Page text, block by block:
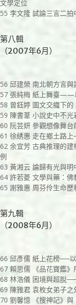
文學定位
55 李文隆 試論三言二
第八輯
（2007年6月）
56 邱建榮 南北朝方言
57 張純梅 紙上舞臺——
58 曾鈺婷 圖文交織下
59 陳書葦 小說史中不
60 阮芸妍 參觀想像舞
61 徐綉惠 走在鄉土路
62 余宜芳 古典推理的
例
63 黃湘云 論歸有光與明
64 許若菱 文學與藥：
65 謝雅惠 周芬伶生命歷
第九輯
（2008年6月）
66 邱彥儒 紙上花榜──
67 賴思儒 《品花寶鑑
68 林浩儀 困境與超脫
69 陳雅君 袁枚女弟子
70 劉馨憶 《搜神記》